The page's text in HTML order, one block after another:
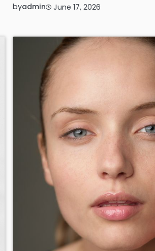
byadmin June 17, 2026